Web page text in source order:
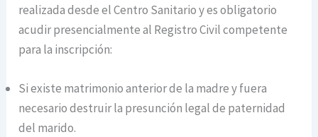
realizada desde el Centro Sanitario y es obligatorio
acudir presencialmente al Registro Civil competente
para la inscripción:
Si existe matrimonio anterior de la madre y fuera
necesario destruir la presunción legal de paternidad
del marido.